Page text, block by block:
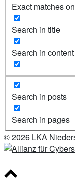
Exact matches
Search in title
Search in content
Search in posts
Search in pages
© 2026 LKA
Scroll